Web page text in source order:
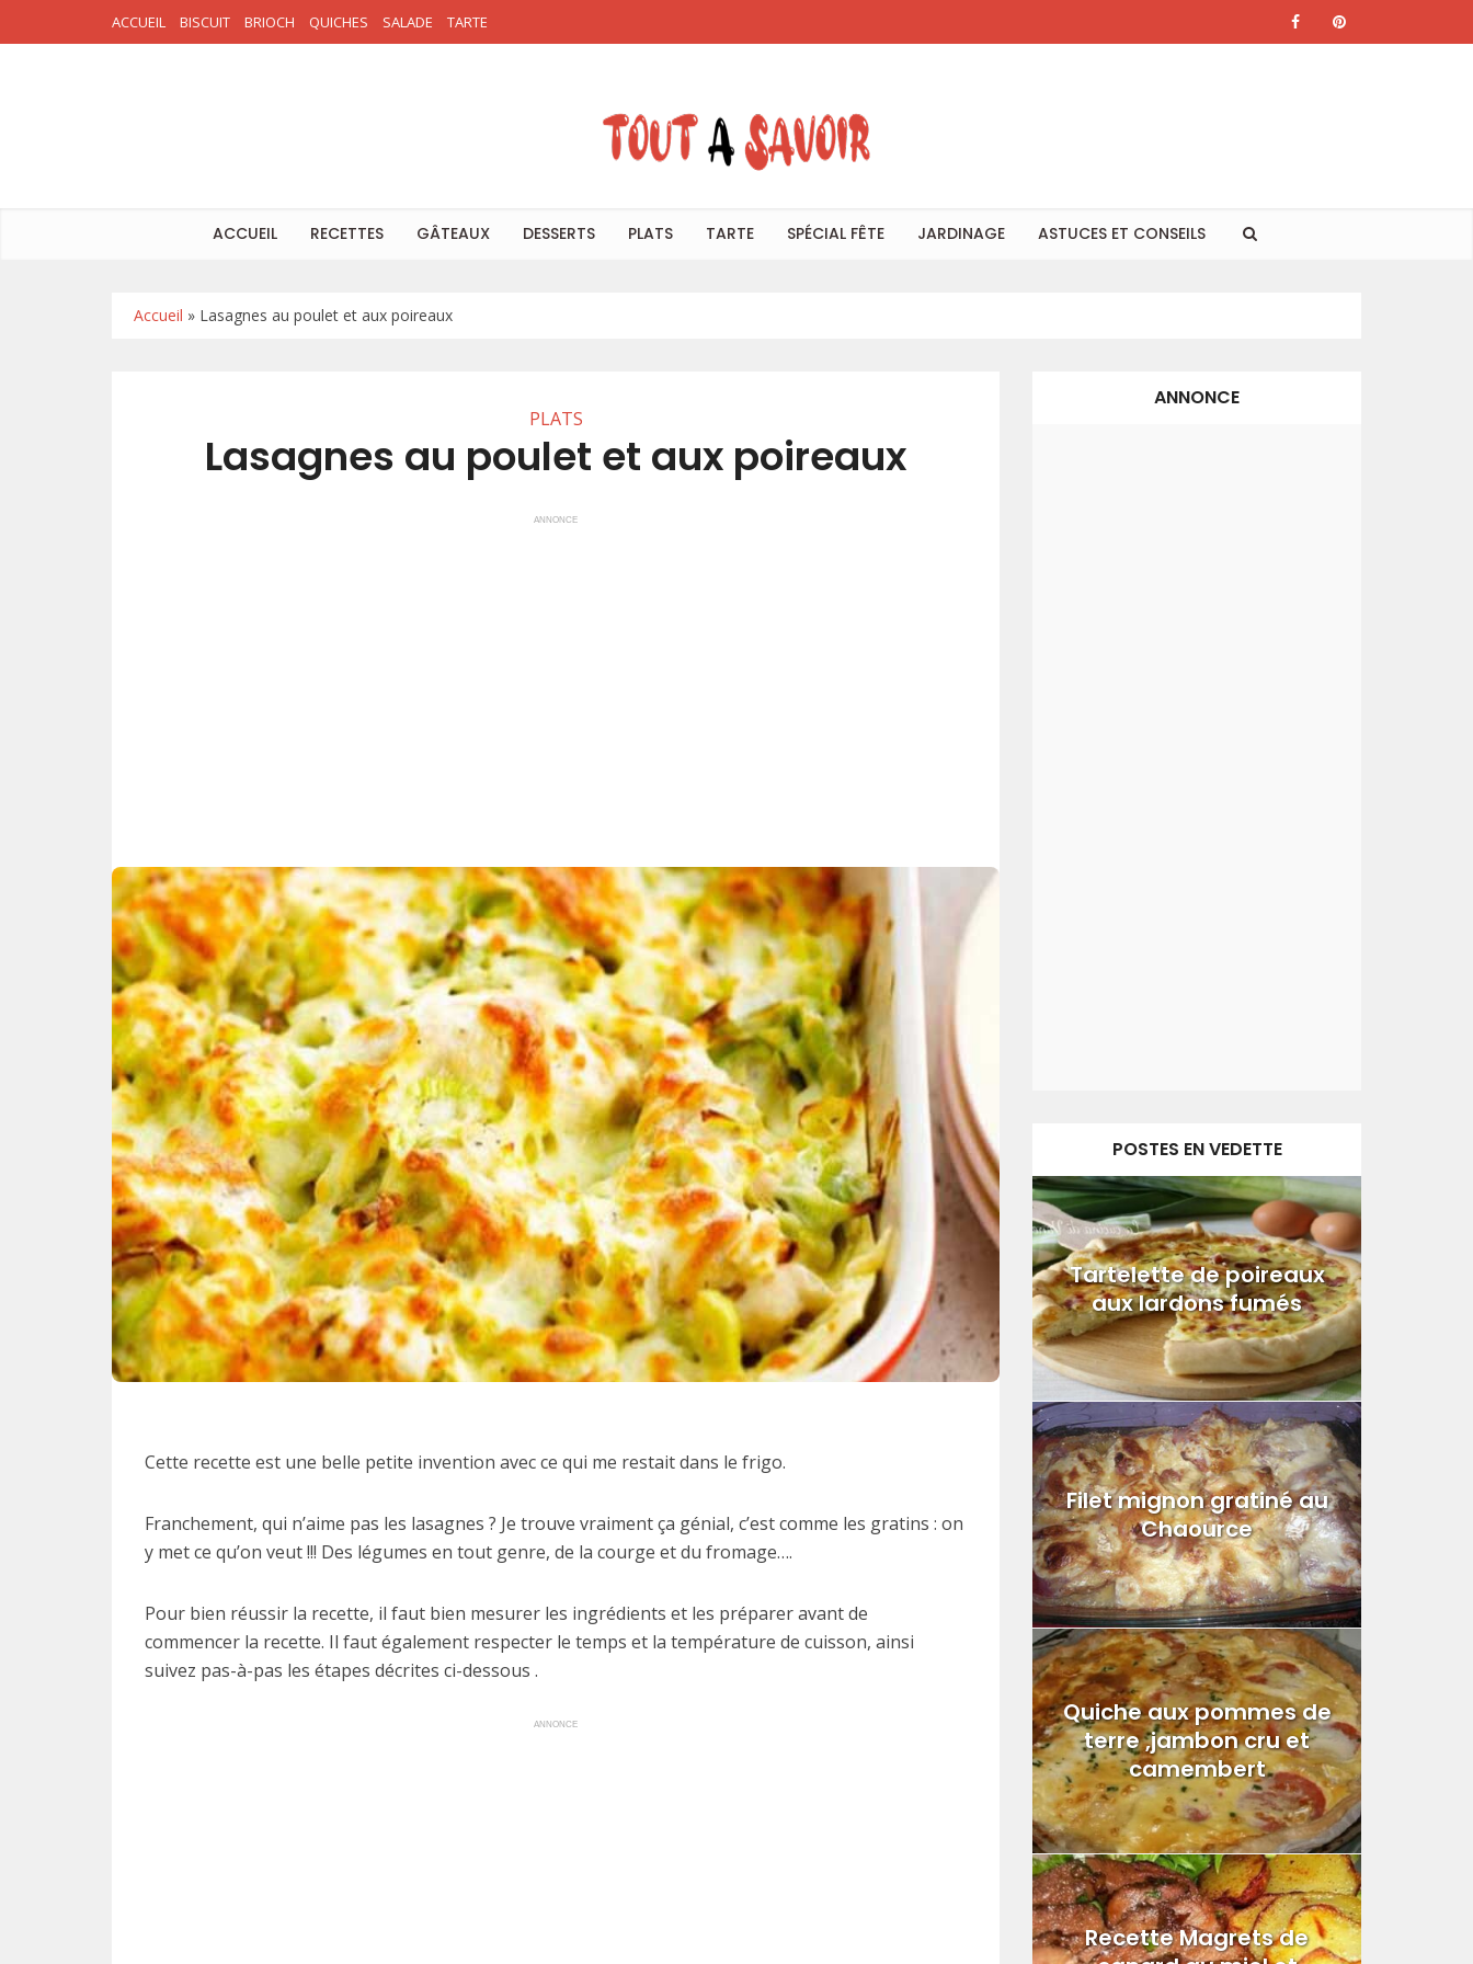
ACCUEIL BISCUIT BRIOCH QUICHES SALADE TARTE
ACCUEIL RECETTES GÂTEAUX DESSERTS PLATS TARTE SPÉCIAL FÊTE JARDINAGE ASTUCES ET CONSEILS
Accueil » Lasagnes au poulet et aux poireaux
PLATS
Lasagnes au poulet et aux poireaux
ANNONCE
Cette recette est une belle petite invention avec ce qui me restait dans le frigo.
Franchement, qui n’aime pas les lasagnes ? Je trouve vraiment ça génial, c’est comme les gratins : on
y met ce qu’on veut !!! Des légumes en tout genre, de la courge et du fromage….
Pour bien réussir la recette, il faut bien mesurer les ingrédients et les préparer avant de
commencer la recette. Il faut également respecter le temps et la température de cuisson, ainsi
suivez pas-à-pas les étapes décrites ci-dessous .
ANNONCE
ANNONCE
POSTES EN VEDETTE
Tartelette de poireaux
aux lardons fumés
Filet mignon gratiné au
Chaource
Quiche aux pommes de
terre ,jambon cru et
camembert
Recette Magrets de